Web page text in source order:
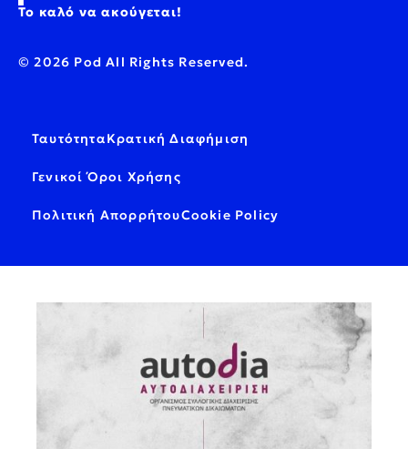
Το καλό να ακούγεται!
© 2026 Pod All Rights Reserved.
ΤαυτότηταΚρατική Διαφήμιση
Γενικοί Όροι Χρήσης
Πολιτική ΑπορρήτουCookie Policy